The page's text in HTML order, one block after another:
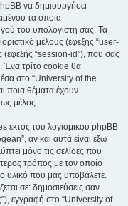
να δημιουργήσει
τα οποία
του υπολογιστή σας. Τα
μέλους (εφεξής “user-
(εφεξής “session-id”), που σας
Ένα τρίτο cookie θα
στο “University of the
ποια θέματα έχουν
ως μέλος.
εκτός του λογισμικού phpBB
αν και αυτά είναι έξω
μόνο τις σελίδες που
τρόπος με τον οποίο
υλικό που μας υποβάλετε.
σε: δημοσιεύσεις σαν
εγγραφή στο “University of